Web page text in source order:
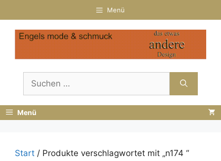
Inhalt
springen
Menü
nach:
Menü
Start / Produkte verschlagwortet mit „n174 “